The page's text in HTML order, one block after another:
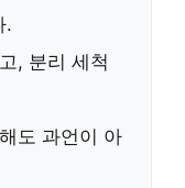
.
, 분리 세척
도 과언이 아